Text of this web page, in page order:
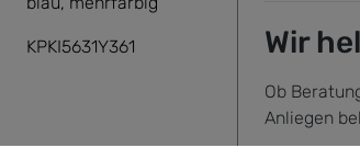
KPKI5631Y361 Wir
Ob
Anliegen